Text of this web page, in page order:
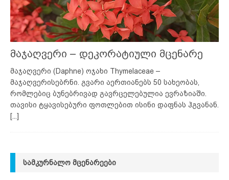
მაჯაღვერი – დეკორატიული მცენარე
მაჯაღვერი (Daphne) ოჯახი Thymelaceae –
მაჯაღვერისებრნი. გვარი აერთიანებს 50 სახეობას,
რომლებიც ბუნებრივად გავრცელებულია ევრაზიაში.
თავისი ტყავისებური ფოთლებით ისინი დაფნას ჰგვანან.
[...]
ᲡᲐᲛᲙᲣᲠᲜᲐᲚᲝ ᲛᲪᲔᲜᲐᲠᲔᲔᲑᲘ